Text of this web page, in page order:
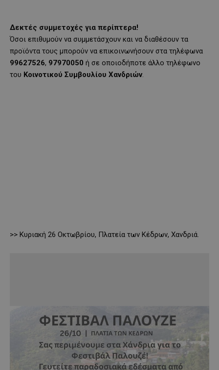
Δεκτές συμμετοχές για περίπτερα!
Όσοι επιθυμούν να συμμετάσχουν και να διαθέσουν τα
προϊόντα τους μπορούν να επικοινωνήσουν στα τηλέφωνα
99627526, 97970050 ή σε οποιοδήποτε άλλο τηλέφωνο
του Κοινοτικού Συμβουλίου Χανδριών.
>> Κυριακή 26 Οκτωβρίου, Πλατεία των Κέδρων, Χανδριά.